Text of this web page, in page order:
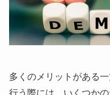
多くのメリットがある
行う際には、いくつか